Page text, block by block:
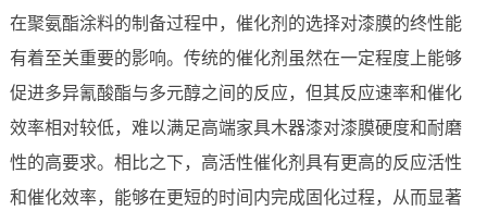
在聚氨酯涂料的制备过程中，催化剂的选择对漆膜的终性能
有着至关重要的影响。传统的催化剂虽然在一定程度上能够
促进多异氰酸酯与多元醇之间的反应，但其反应速率和催化
效率相对较低，难以满足高端家具木器漆对漆膜硬度和耐磨
性的高要求。相比之下，高活性催化剂具有更高的反应活性
和催化效率，能够在更短的时间内完成固化过程，从而显著